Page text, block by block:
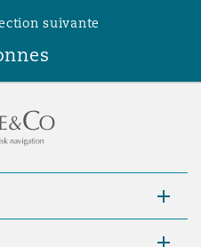
spécialisée
suivante